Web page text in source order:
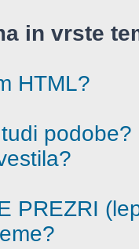
in vrste
HTML?
podobe?
PREZRI